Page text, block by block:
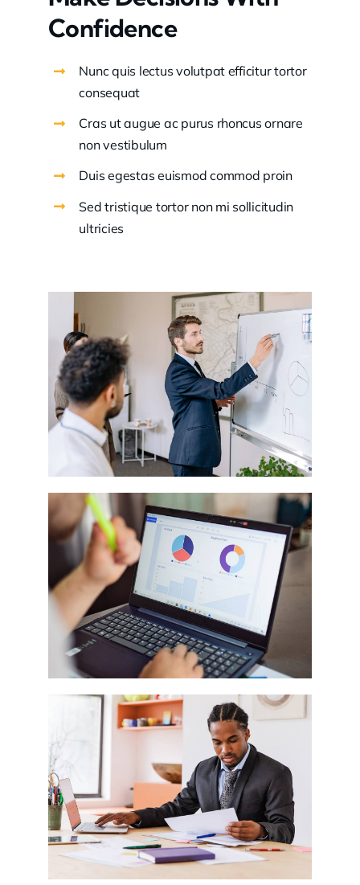
Confidence
Nunc quis lectus volutpat efficitur tortor
consequat
Cras ut augue ac purus rhoncus ornare
non vestibulum
Duis egestas euismod commod proin
Sed tristique tortor non mi sollicitudin
ultricies